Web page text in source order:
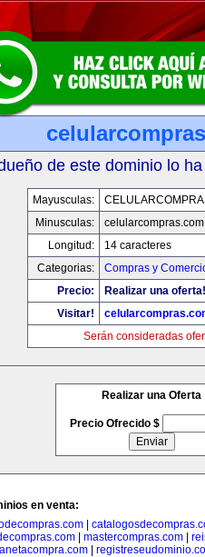
de este dominio lo
Mayusculas:
Minusculas:
celularcompras.com
Longitud:
14 caracteres
Categorias:
Compras y
Precio:
Realizar una oferta!
Visitar!
Serán consideradas
Realizar una Oferta
Precio Ofrecido $
en venta:
|
| mastercompras.com|
|